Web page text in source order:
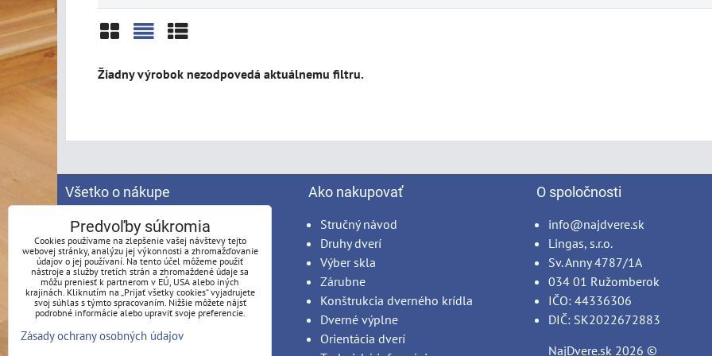
Mriežka
Všetko o nákupe
Spracovanie osobných údajov
Obchodné podmienky
Reklamačný poriadok
Možnosti platby
Možnosti dopravy
Produkty na mieru - podmienky
Montáž
Ako nakupovať
Stručný návod
Druhy dverí
Výber skla
Zárubne
Konštrukcia dverného krídla
Dverné výplne
Orientácia dverí
O spoločnosti
info@najdvere.sk
Lingas, s.r.o.
Sv. Anny 4787/1A
034 01 Ružomberok
IČO: 44336306
DIČ: SK2022672883
NajDvere.sk 2026 ©
Predvoľby súkromia
Cookies používame na zlepšenie vašej návštevy tejto
webovej stránky, analýzu jej výkonnosti a zhromažďovanie
údajov o jej používaní. Na tento účel môžeme použiť
nástroje a služby tretích strán a zhromaždené údaje sa
môžu preniesť k partnerom v EÚ, USA alebo iných
krajinách. Kliknutím na „Prijať všetky cookies“ vyjadrujete
svoj súhlas s týmto spracovaním. Nižšie môžete nájsť
podrobné informácie alebo upraviť svoje preferencie.
Zásady ochrany osobných údajov